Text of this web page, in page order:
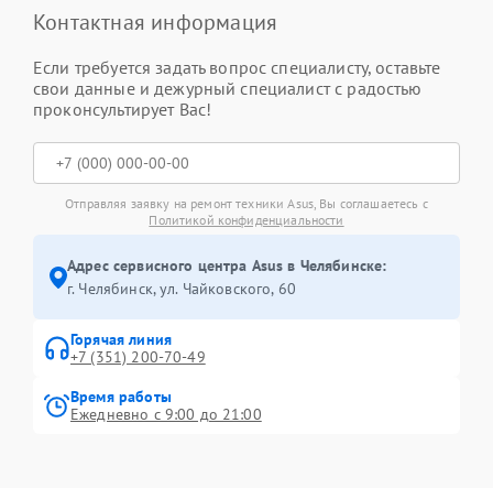
Контактная информация
Если требуется задать вопрос специалисту, оставьте
свои данные и дежурный специалист с радостью
проконсультирует Вас!
Отправляя заявку на ремонт техники Asus, Вы соглашаетесь с
Политикой конфиденциальности
Адрес сервисного центра Asus в Челябинске:
г. Челябинск, ул. Чайковского, 60
Горячая линия
+7 (351) 200-70-49
Время работы
Ежедневно с 9:00 до 21:00